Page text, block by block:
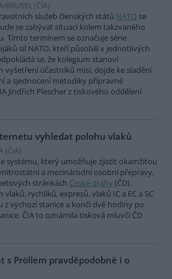
BRUSEL (ČIA)
služeb členských států NATO se
se zabývat situací kolem takzvaného
Tímto termínem se označuje série
sil NATO, kteří působili v jednotlivých
se, že kolegium stanoví
účastníků misí, dojde ke sladění
a sjednocení metodiky přípravné
Jindřich Plescher z tiskového oddělení
vyhledat polohu vlaků
(ČIA)
systému, který umožňuje zjistit okamžitou
a mezinárodní osobní přepravy,
stránkách České dráhy (ČD).
rychlíků, expresů, vlaků IC a EC a SC
z výchozí stanice a končí dvě hodiny po
ČIA to oznámila tisková mluvčí ČD
s Pröllem pravděpodobně i o